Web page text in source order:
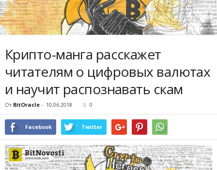
Крипто-манга расскажет
читателям о цифровых валютах
и научит распознавать скам
От BitOracle - 10.06.2018 0
Facebook Twitter